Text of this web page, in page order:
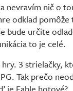
nevravím nič o
odklad pomôže
bude určite
to je celé.
3 strielačky,
Tak prečo